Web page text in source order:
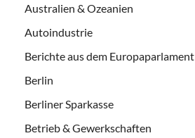
Australien & Ozeanien
Autoindustrie
Berichte aus dem Europaparlament
Berlin
Berliner Sparkasse
Betrieb & Gewerkschaften